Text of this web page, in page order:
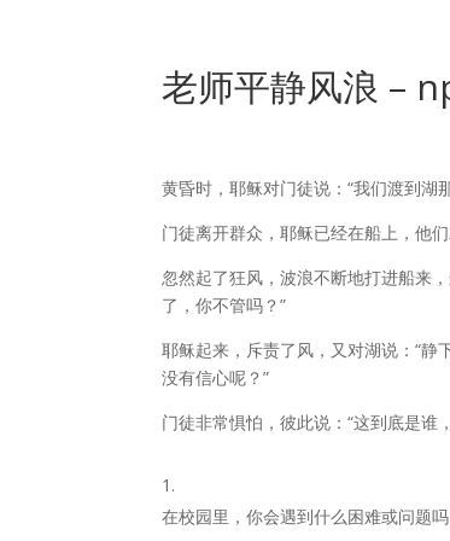
老师平静风浪 –
黄昏时，耶稣对门徒说：“我们渡到湖
门徒离开群众，耶稣已经在船上，他
忽然起了狂风，波浪不断地打进船来
了，你不管吗？”
耶稣起来，斥责了风，又对湖说：“静
没有信心呢？”
门徒非常惧怕，彼此说：“这到底是谁
在校园里，你会遇到什么困难或问题吗